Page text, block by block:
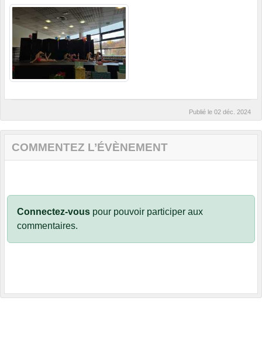
Publié le 02 déc. 2024
COMMENTEZ L’ÉVÈNEMENT
Connectez-vous pour pouvoir participer aux
commentaires.